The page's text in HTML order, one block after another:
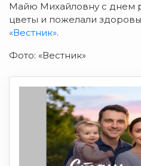
Майю Михайловну с днем
цветы и пожелали
«Вестник».
Фото: «Вестник»